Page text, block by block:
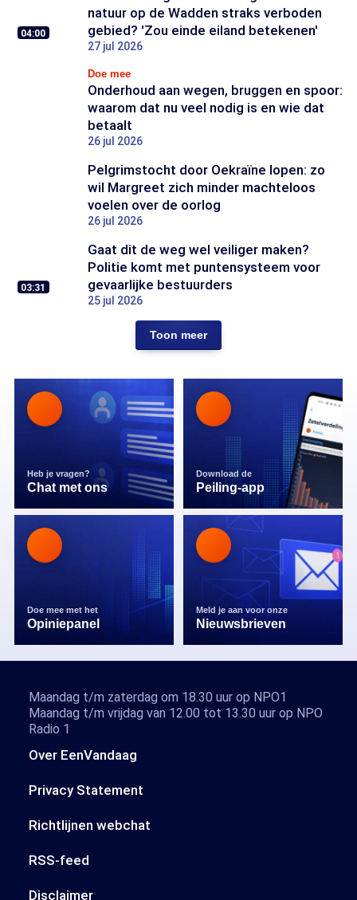
04:00
natuur op de Wadden straks verboden
gebied? 'Zou einde eiland betekenen'
27 jul 2026
Doe mee
Onderhoud aan wegen, bruggen en spoor:
waarom dat nu veel nodig is en wie dat
betaalt
26 jul 2026
Pelgrimstocht door Oekraïne lopen: zo
wil Margreet zich minder machteloos
voelen over de oorlog
26 jul 2026
03:31
Gaat dit de weg wel veiliger maken?
Politie komt met puntensysteem voor
gevaarlijke bestuurders
25 jul 2026
Toon meer
Heb je vragen?
Chat met ons
Download de
Peiling-app
Doe mee met het
Opiniepanel
Meld je aan voor onze
Nieuwsbrieven
Over EenVandaag
Privacy Statement
Richtlijnen webchat
RSS-feed
Disclaimer
Maandag t/m zaterdag om 18.30 uur op NPO1
Maandag t/m vrijdag van 12.00 tot 13.30 uur op NPO
Radio 1